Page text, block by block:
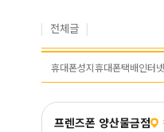
전체글
휴대폰성지휴대폰택배인터
프렌즈폰 양산물금점